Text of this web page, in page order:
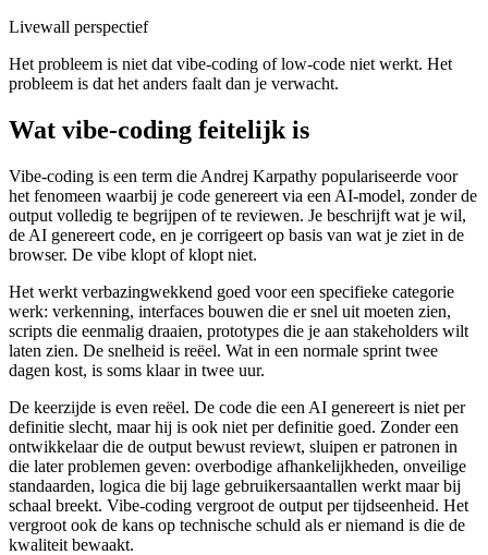
Livewall perspectief
Het probleem is niet dat vibe-coding of low-code niet werkt. Het
probleem is dat het anders faalt dan je verwacht.
Wat vibe-coding feitelijk is
Vibe-coding is een term die Andrej Karpathy populariseerde voor
het fenomeen waarbij je code genereert via een AI-model, zonder de
output volledig te begrijpen of te reviewen. Je beschrijft wat je wil,
de AI genereert code, en je corrigeert op basis van wat je ziet in de
browser. De vibe klopt of klopt niet.
Het werkt verbazingwekkend goed voor een specifieke categorie
werk: verkenning, interfaces bouwen die er snel uit moeten zien,
scripts die eenmalig draaien, prototypes die je aan stakeholders wilt
laten zien. De snelheid is reëel. Wat in een normale sprint twee
dagen kost, is soms klaar in twee uur.
De keerzijde is even reëel. De code die een AI genereert is niet per
definitie slecht, maar hij is ook niet per definitie goed. Zonder een
ontwikkelaar die de output bewust reviewt, sluipen er patronen in
die later problemen geven: overbodige afhankelijkheden, onveilige
standaarden, logica die bij lage gebruikersaantallen werkt maar bij
schaal breekt. Vibe-coding vergroot de output per tijdseenheid. Het
vergroot ook de kans op technische schuld als er niemand is die de
kwaliteit bewaakt.